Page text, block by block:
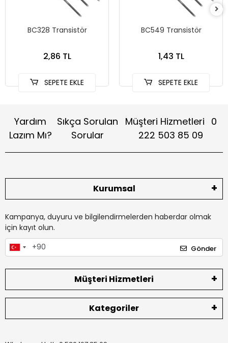
BC328 Transistör
2,86 TL
SEPETE EKLE
BC549 Transistör
1,43 TL
SEPETE EKLE
Yardım
Lazım Mı?
Sıkça Sorulan
Sorular
Müşteri Hizmetleri 0
222 503 85 09
Kurumsal
Kampanya, duyuru ve bilgilendirmelerden haberdar olmak
için kayıt olun.
Gönder
Müşteri Hizmetleri
Kategoriler